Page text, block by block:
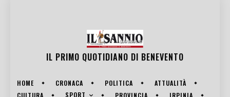
IL PRIMO QUOTIDIANO DI BENEVENTO
HOME CRONACA POLITICA
ATTUALITÀ
CULTURA
SPORT PROVINCIA
IRPINIA